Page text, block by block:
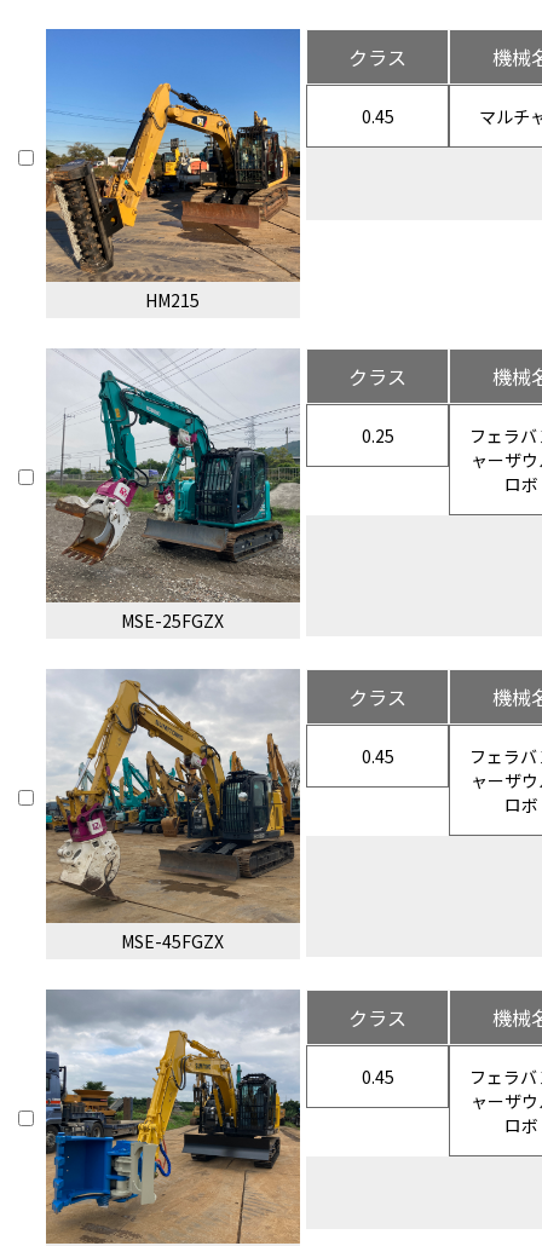
HM215
クラス
0.45
機械
マルチ
MSE-25FGZX
クラス
0.25
機械
フェラ
ャーザ
ロボ
MSE-45FGZX
クラス
0.45
機械
フェラ
ャーザ
ロボ
クラス
0.45
機械
フェラ
ャーザ
ロボ